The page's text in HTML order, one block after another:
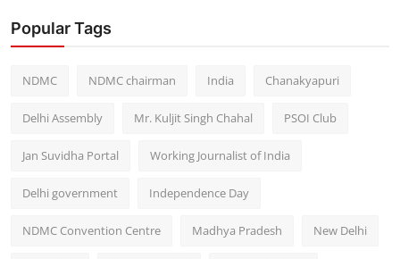
Popular Tags
NDMC NDMC chairman India Chanakyapuri
Delhi Assembly Mr. Kuljit Singh Chahal PSOI Club
Jan Suvidha Portal Working Journalist of India
Delhi government Independence Day
NDMC Convention Centre Madhya Pradesh New Delhi